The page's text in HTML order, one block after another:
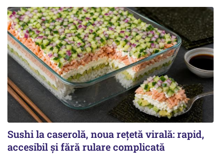
Sushi la caserolă, noua rețetă virală: rapid,
accesibil și fără rulare complicată